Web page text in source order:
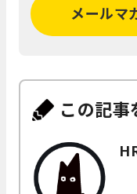
メールマ
この記